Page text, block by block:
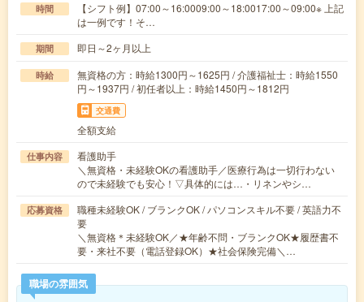
時間
【シフト例】07:00～16:0009:00～18:0017:00～09:00※ 上記
は一例です！そ…
期間 即日～2ヶ月以上
時給
無資格の方：時給1300円～1625円 / 介護福祉士：時給1550
円～1937円 / 初任者以上：時給1450円～1812円
交通費
全額支給
仕事内容
看護助手
＼無資格・未経験OKの看護助手／医療行為は一切行わない
ので未経験でも安心！▽具体的には…・リネンやシ…
応募資格
職種未経験OK / ブランクOK / パソコンスキル不要 / 英語力不
要
＼無資格＊未経験OK／★年齢不問・ブランクOK★履歴書不
要・来社不要（電話登録OK）★社会保険完備＼…
職場の雰囲気